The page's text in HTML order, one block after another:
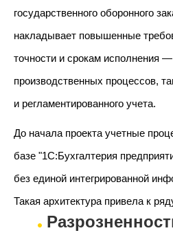
государственного оборонного
накладывает повышенные
точности и срокам исполнения —
производственных процессов,
и регламентированного учета.
До начала проекта учетные
базе "1С:Бухгалтерия
без единой интегрированной
Такая архитектура привела к